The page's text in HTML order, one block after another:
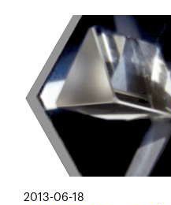
2013-06-18